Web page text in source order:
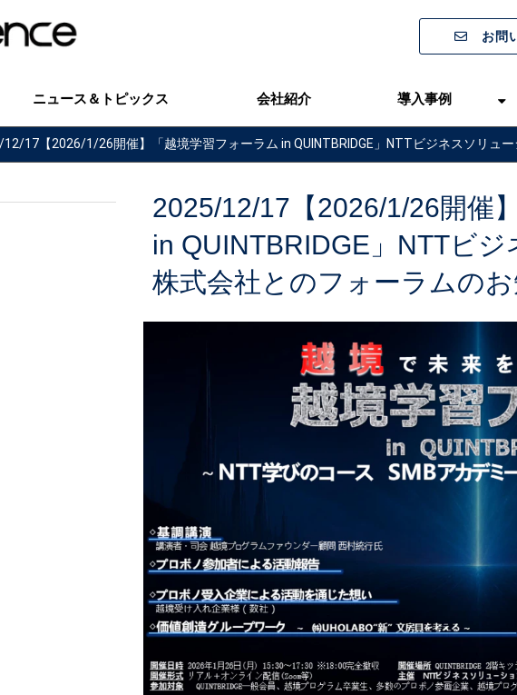
お問
ニュース＆トピックス 会社紹介 導入事例
12/17【2026/1/26開催】「越境学習フォーラム in QUINTBRIDGE」NTTビジネスソリュ
2025/12/17【2026/1/26開催
in QUINTBRIDGE」NTTビ
株式会社とのフォーラムの